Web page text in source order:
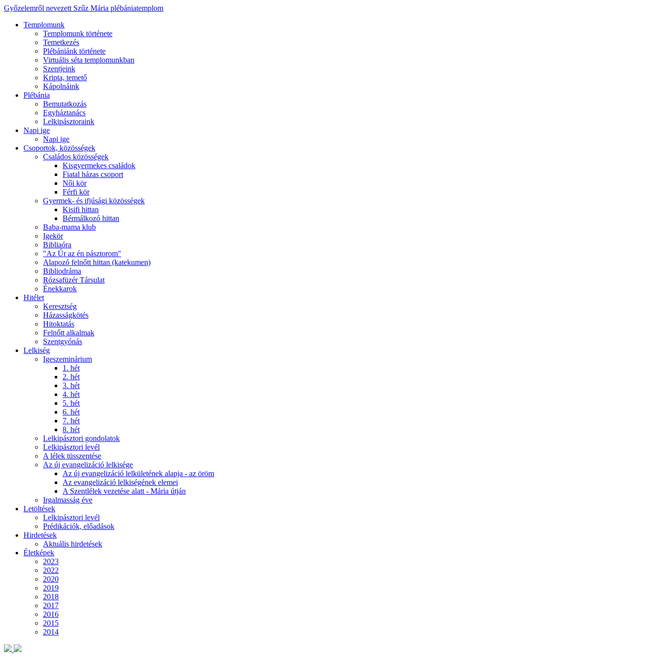
Győzelemről nevezett Szűz Mária plébániatemplom
Templomunk
Templomunk története
Temetkezés
Plébániánk története
Virtuális séta templomunkban
Szentjeink
Kripta, temető
Kápolnáink
Plébánia
Bemutatkozás
Egyháztanács
Lelkipásztoraink
Napi ige
Napi ige
Csoportok, közösségek
Családos közösségek
Kisgyermekes családok
Fiatal házas csoport
Női kör
Férfi kör
Gyermek- és ifjúsági közösségek
Kisifi hittan
Bérmálkozó hittan
Baba-mama klub
Igekör
Bibliaóra
"Az Úr az én pásztorom"
Alapozó felnőtt hittan (katekumen)
Bibliodráma
Rózsafüzér Társulat
Énekkarok
Hitélet
Keresztség
Házasságkötés
Hitoktatás
Felnőtt alkalmak
Szentgyónás
Lelkiség
Igeszeminárium
1. hét
2. hét
3. hét
4. hét
5. hét
6. hét
7. hét
8. hét
Lelkipásztori gondolatok
Lelkipásztori levél
A lélek tüsszentése
Az új evangelizáció lelkisége
Az új evangelizáció lelkületének alapja - az öröm
Az evangelizáció lelkiségének elemei
A Szentlélek vezetése alatt - Mária útján
Irgalmasság éve
Letöltések
Lelkipásztori levél
Prédikációk, előadások
Hirdetések
Aktuális hirdetések
Életképek
2023
2022
2020
2019
2018
2017
2016
2015
2014